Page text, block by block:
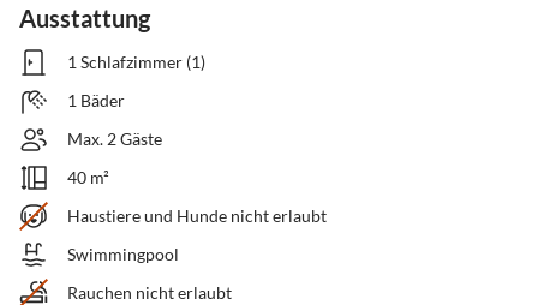
Ausstattung
1 Schlafzimmer (1)
1 Bäder
Max. 2 Gäste
40 m²
Haustiere und Hunde nicht erlaubt
Swimmingpool
Rauchen nicht erlaubt